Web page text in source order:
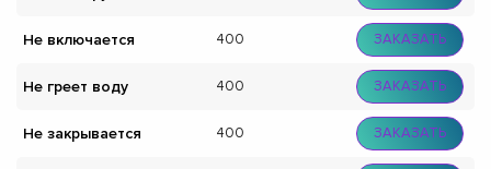
Не включается 400 ЗАКАЗАТЬ
Не греет воду 400 ЗАКАЗАТЬ
Не закрывается 400 ЗАКАЗАТЬ